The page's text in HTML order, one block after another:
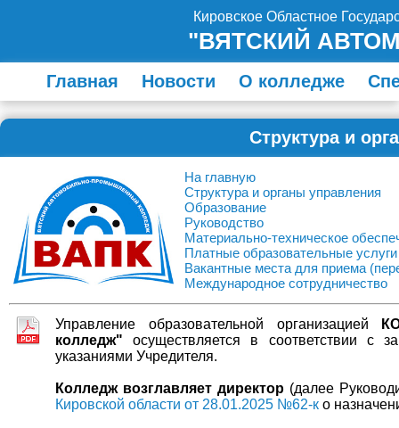
Кировское Областное
"ВЯТСКИЙ
Главная Новости О колледже
Структура и
На главную
Структура и органы управления
Образование
Руководство
Материально-техническое
Платные образовательные услуги
Вакантные места для приема
Международное сотрудничество
Управление образовательной организацией
колледж" осуществляется в соответствии с
указаниями Учредителя.
Колледж возглавляет директор (далее
Кировской области от 28.01.2025 №62-к о